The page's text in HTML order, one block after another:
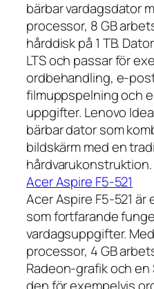
bärbar vardagsdator
processor, 8 GB
hårddisk på 1 TB.
LTS och passar för
ordbehandling, e-
filmuppspelning och
uppgifter. Lenovo
bärbar dator som
bildskärm med en
Acer Aspire F5-521
Acer Aspire F5-521
som fortfarande
vardagsuppgifter.
processor, 4 GB
Radeon-grafik och en